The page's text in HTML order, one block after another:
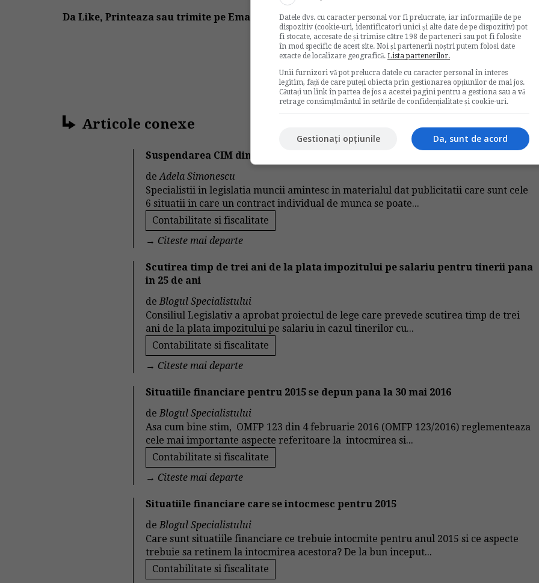
Da Like, Printeaza sau trimite pe Email! Rating:
Nota: 4din14voturi
Articole conexe
Suspendarea CIM din initiativa salariatului si din initiativa angajatorului
deAdela Simonescu
Specialistii in legislatia muncii amintesc in materialul dat publicitatii care sunt cele
6 situatii in care un contract individual de munca se poate...
Contabilitate si fiscalitate
→ Citeste mai departe
Scutirea timp de trei ani de la plata impozitului pe salariu pentru tinerii pana
in 25 de ani
deBlogul Specialistului
Consiliul Legislativ a aprobat proiectul de lege care prevede scutirea timp de trei
ani de la plata impozitului pe salariu in cazul tinerilor cu...
Contabilitate si fiscalitate
→ Citeste mai departe
Situatiile financiare pentru 2015 se depun pana la 30 mai 2016
deBlogul Specialistului
Asa cum bine stim, OMFP 123 din 4 februarie 2016 (OMFP 123/2016) reglementeaza
cele mai importante aspecte referitoare la intocmirea si...
Contabilitate si fiscalitate
→ Citeste mai departe
Situatiile financiare care se intocmesc pentru 2015
deBlogul Specialistului
Care sunt situatiile financiare ce trebuie intocmite pentru anul 2015 si ce aspecte
trebuie sa retinem la intocmirea acestora? De la bun inceput...
Contabilitate si fiscalitate
Datele dvs. cu caracter personal vor fi prelucrate, iar informațiile de pe
dispozitiv (cookie-uri, identificatori unici și alte date de pe dispozitiv) pot
fi stocate, accesate de și trimise către 198 de parteneri sau pot fi folosite
în mod specific de acest site. Noi și partenerii noștri putem folosi date
exacte de localizare geografică. Lista partenerilor.
Unii furnizori vă pot prelucra datele cu caracter personal în interes
legitim, față de care puteți obiecta prin gestionarea opțiunilor de mai jos.
Căutați un link în partea de jos a acestei pagini pentru a gestiona sau a vă
retrage consimțământul în setările de confidențialitate și cookie-uri.
Da, sunt de acord
Gestionați opțiunile